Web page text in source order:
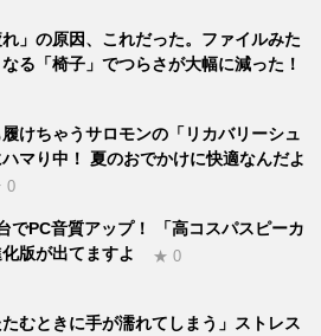
れ」の原因、これだった。ファイルみた
る「椅子」でつらさが大幅に減った！
けちゃうサロモンの「リカバリーシュ
マり中！ 夏のおでかけに快適なんだよ
0
でPC音質アップ！ 「高コスパスピーカ
版が出てますよ
★ 0
たむときに手が濡れてしまう」ストレス